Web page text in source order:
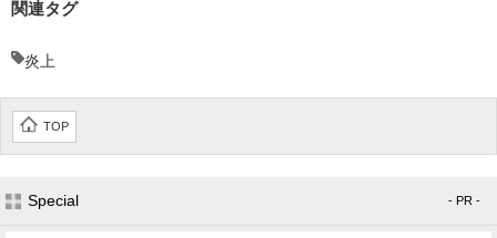
関連タグ
炎上
TOP
Special - PR -